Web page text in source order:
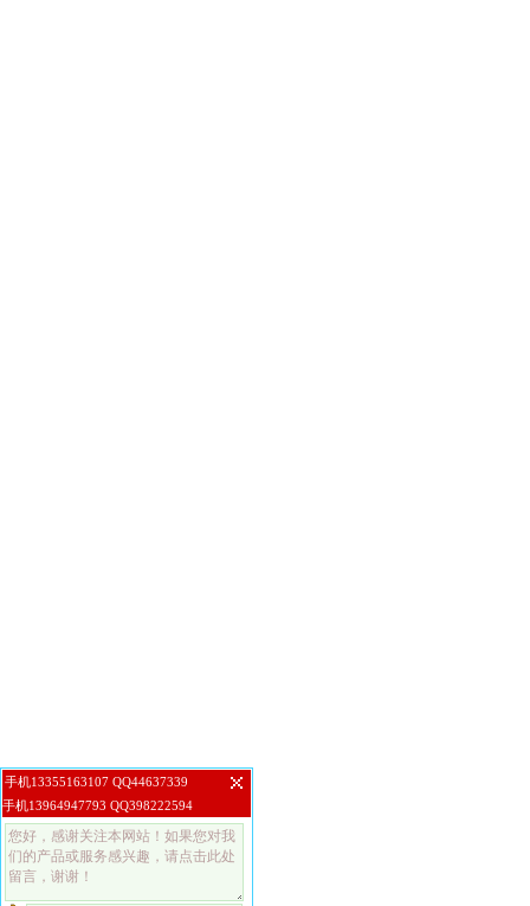
手机13355163107 QQ44637339
手机13964947793 QQ398222594